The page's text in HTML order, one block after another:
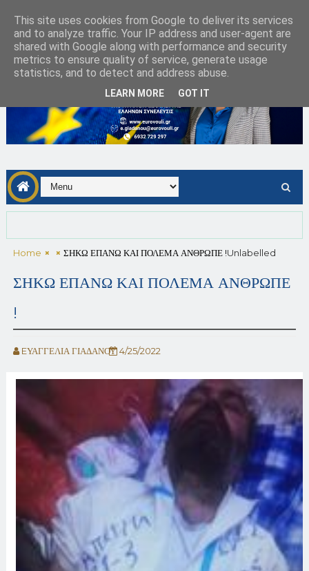
Home Unlabelled
ΣΗΚΩ ΕΠΑΝΩ ΚΑΙ ΠΟΛΕΜΑ ΑΝΘΡΩΠΕ !
ΣΗΚΩ ΕΠΑΝΩ ΚΑΙ ΠΟΛΕΜΑ ΑΝΘΡΩΠΕ
!
EΥΑΓΓΕΛΙΑ ΓΙΑΔΑΝΟΥ 4/25/2022
This site uses cookies from Google to deliver its services
and to analyze traffic. Your IP address and user-agent are
shared with Google along with performance and security
metrics to ensure quality of service, generate usage
statistics, and to detect and address abuse.
LEARN MORE GOT IT